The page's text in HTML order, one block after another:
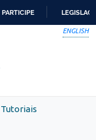
PARTICIPE
ENGLISH
Tutoriais